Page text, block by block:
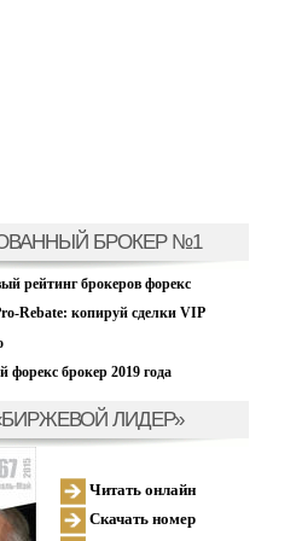
БРОКЕР №1
рейтинг брокеров форекс
Rebate: копируй сделки VIP
брокер 2019 года
ЛИДЕР»
Читать онлайн
Скачать номер